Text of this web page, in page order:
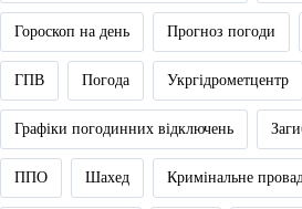
Гороскоп на день Прогноз погоди
ГПВ Погода Укргідрометцентр
Графіки погодинних відключень
ППО Шахед Кримінальне